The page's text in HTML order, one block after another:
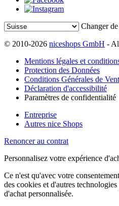
Changer
© 2010-2026 niceshops GmbH -
Mentions légales et
Protection des Données
Conditions Générales de
Déclaration d'accessibilité
Paramètres de confidentialité
Entreprise
Autres nice Shops
Renoncer au contrat
Personnalisez votre expérience
Ce n'est qu'avec votre
des cookies et d'autres
d'achat personnalisée.